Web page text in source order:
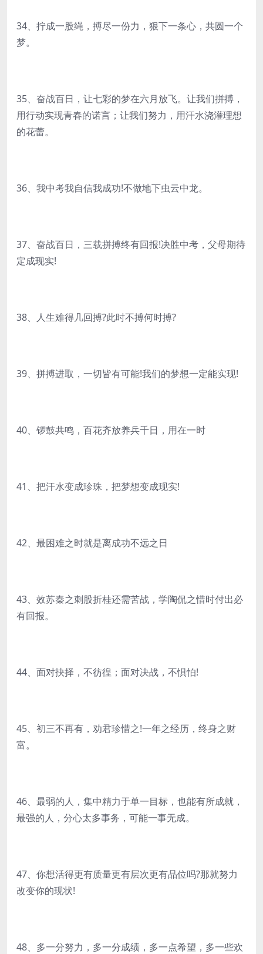
34、拧成一股绳，搏尽一份力，狠下一条心，共圆一个
梦。
35、奋战百日，让七彩的梦在六月放飞。让我们拼搏，
用行动实现青春的诺言；让我们努力，用汗水浇灌理想
的花蕾。
36、我中考我自信我成功!不做地下虫云中龙。
37、奋战百日，三载拼搏终有回报!决胜中考，父母期待
定成现实!
38、人生难得几回搏?此时不搏何时搏?
39、拼搏进取，一切皆有可能!我们的梦想一定能实现!
40、锣鼓共鸣，百花齐放养兵千日，用在一时
41、把汗水变成珍珠，把梦想变成现实!
42、最困难之时就是离成功不远之日
43、效苏秦之刺股折桂还需苦战，学陶侃之惜时付出必
有回报。
44、面对抉择，不彷徨；面对决战，不惧怕!
45、初三不再有，劝君珍惜之!一年之经历，终身之财
富。
46、最弱的人，集中精力于单一目标，也能有所成就，
最强的人，分心太多事务，可能一事无成。
47、你想活得更有质量更有层次更有品位吗?那就努力
改变你的现状!
48、多一分努力，多一分成绩，多一点希望，多一些欢